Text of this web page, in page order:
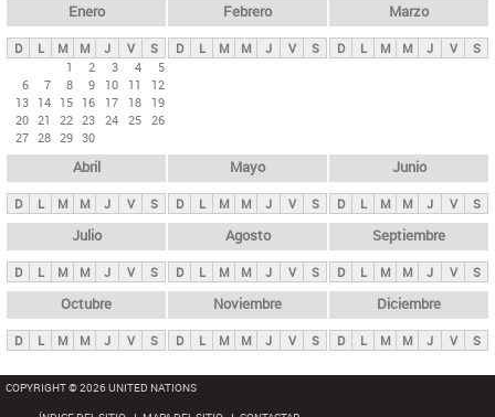
ds
p
n
i
p
a
l
s
Enero
D L M M J V
S
1
2 3 4
5
6
7 8 9 10 11
12
13 14 15 16 17 18
19
20 21 22 23 24 25 26
27 28 29 30
Febrero
D L M M J V S
Marzo
D L M M J V S
Abril
D L M M J V S
Mayo
D L M M J V S
Junio
D L M M J V S
Julio
D L M M J V S
Agosto
D L M M J V S
Septiembre
D L M M J V S
Octubre
D L M M J V S
Noviembre
D L M M J V S
Diciembre
D L M M J V S
COPYRIGHT © 2026 UNITED NATIONS